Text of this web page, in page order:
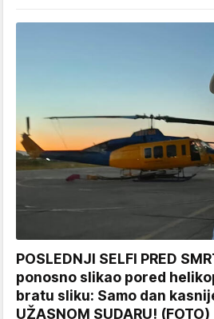
POSLEDNJI SELFI PRED
ponosno slikao pored
bratu sliku: Samo dan
UŽASNOM SUDARU! (FOTO)